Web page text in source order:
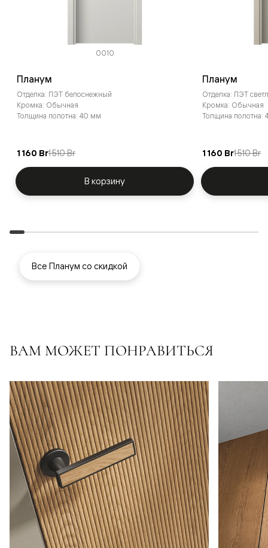
0010
Планум
Отделка: ПЭТ белоснежный
Кромка: Обычная
Толщина полотна: 40 мм
1 160 Br1 510 Br
В корзину
Планум
Отделка: ПЭТ
Кромка: Обычная
Толщина полотна:
1 160 Br1 510 Br
Все Планум со скидкой
ВАМ МОЖЕТ ПОНРАВИТЬСЯ